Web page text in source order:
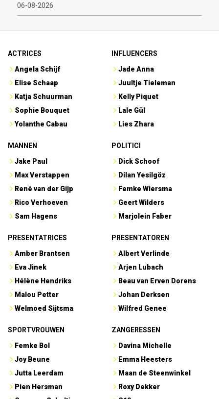
06-08-2026
ACTRICES
Angela Schijf
Elise Schaap
Katja Schuurman
Sophie Bouquet
Yolanthe Cabau
INFLUENCERS
Jade Anna
Juultje Tieleman
Kelly Piquet
Lale Gül
Lies Zhara
MANNEN
Jake Paul
Max Verstappen
René van der Gijp
Rico Verhoeven
Sam Hagens
POLITICI
Dick Schoof
Dilan Yesilgöz
Femke Wiersma
Geert Wilders
Marjolein Faber
PRESENTATRICES
Amber Brantsen
Eva Jinek
Hélène Hendriks
Malou Petter
Welmoed Sijtsma
PRESENTATOREN
Albert Verlinde
Arjen Lubach
Beau van Erven Dorens
Johan Derksen
Wilfred Genee
SPORTVROUWEN
Femke Bol
Joy Beune
Jutta Leerdam
Pien Hersman
ZANGERESSEN
Davina Michelle
Emma Heesters
Maan de Steenwinkel
Roxy Dekker